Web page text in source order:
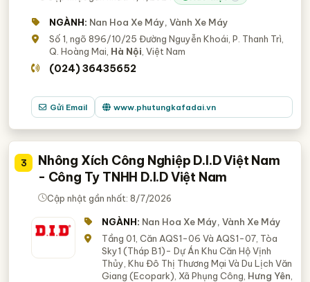
NGÀNH: Nan Hoa Xe Máy, Vành Xe Máy
Số 1, ngõ 896/10/25 Đường Nguyễn Khoái, P. Thanh Trì,
Q. Hoàng Mai, Hà Nội , Việt Nam
(024) 36435652
Gửi Email www.phutungkafadai.vn
3
Nhông Xích Công Nghiệp D.I.D Việt Nam
- Công Ty TNHH D.I.D Việt Nam
Cập nhật gần nhất: 8/7/2026
NGÀNH: Nan Hoa Xe Máy, Vành Xe Máy
Tầng 01, Căn AQS1-06 Và AQS1-07, Tòa
Sky1 (Tháp B1)- Dự Án Khu Căn Hộ Vịnh
Thủy, Khu Đô Thị Thương Mại Và Du Lịch Văn
Giang (Ecopark), Xã Phụng Công, Hưng Yên